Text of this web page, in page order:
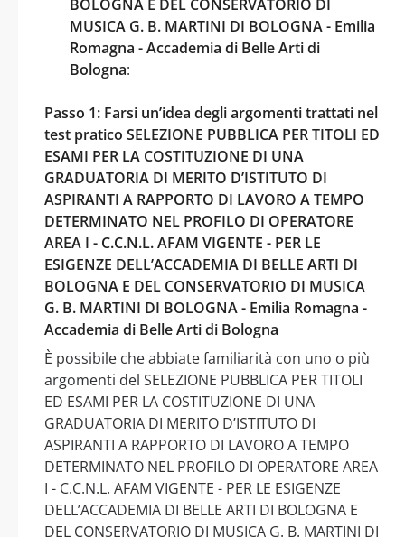
BOLOGNA E DEL CONSERVATORIO DI
MUSICA G. B. MARTINI DI BOLOGNA - Emilia
Romagna - Accademia di Belle Arti di
Bologna:
Passo 1: Farsi un’idea degli argomenti trattati nel
test pratico SELEZIONE PUBBLICA PER TITOLI ED
ESAMI PER LA COSTITUZIONE DI UNA
GRADUATORIA DI MERITO D’ISTITUTO DI
ASPIRANTI A RAPPORTO DI LAVORO A TEMPO
DETERMINATO NEL PROFILO DI OPERATORE
AREA I - C.C.N.L. AFAM VIGENTE - PER LE
ESIGENZE DELL’ACCADEMIA DI BELLE ARTI DI
BOLOGNA E DEL CONSERVATORIO DI MUSICA
G. B. MARTINI DI BOLOGNA - Emilia Romagna -
Accademia di Belle Arti di Bologna
È possibile che abbiate familiarità con uno o più
argomenti del SELEZIONE PUBBLICA PER TITOLI
ED ESAMI PER LA COSTITUZIONE DI UNA
GRADUATORIA DI MERITO D’ISTITUTO DI
ASPIRANTI A RAPPORTO DI LAVORO A TEMPO
DETERMINATO NEL PROFILO DI OPERATORE AREA
I - C.C.N.L. AFAM VIGENTE - PER LE ESIGENZE
DELL’ACCADEMIA DI BELLE ARTI DI BOLOGNA E
DEL CONSERVATORIO DI MUSICA G. B. MARTINI DI